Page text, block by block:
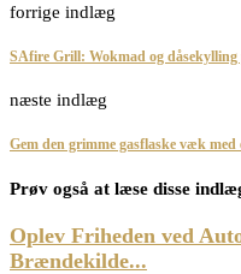
forrige indlæg
SAfire Grill: Wokmad og dåsekylling
næste indlæg
Gem den grimme gasflaske væk med
Prøv også at læse disse
Oplev Friheden ved
Brændekilde...